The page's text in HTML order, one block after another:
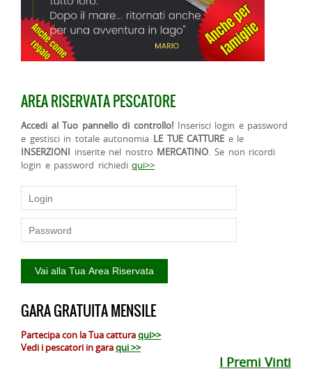
AREA RISERVATA PESCATORE
Accedi al Tuo pannello di controllo! Inserisci login e password
e gestisci in totale autonomia LE TUE CATTURE e le
INSERZIONI inserite nel nostro MERCATINO. Se non ricordi
login e password richiediqui>>
GARA GRATUITA MENSILE
Partecipa con la Tua catturaqui>>
Vedi i pescatori in garaqui >>
I Premi Vinti